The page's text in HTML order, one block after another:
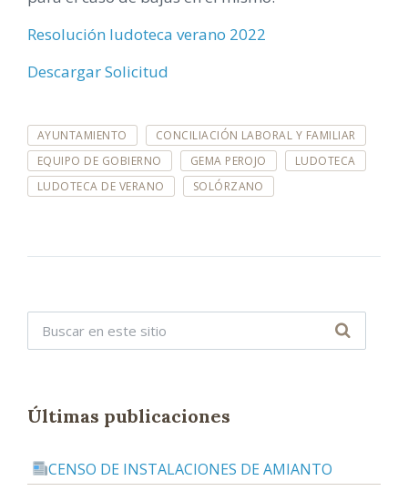
Resolución ludoteca verano 2022
Descargar Solicitud
E
T
Q
AYUNTAMIENTO
CONCILIACIÓN LABORAL Y FAMILIAR
EQUIPO DE GOBIERNO
GEMA PEROJO
LUDOTECA
LUDOTECA DE VERANO
SOLÓRZANO
Últimas publicaciones
CENSO DE INSTALACIONES DE AMIANTO